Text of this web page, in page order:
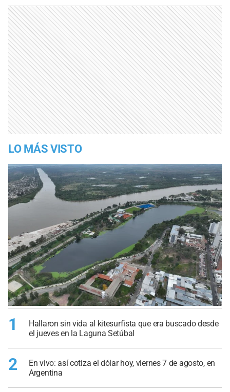
LO MÁS VISTO
1
Hallaron sin vida al kitesurfista que era buscado desde
el jueves en la Laguna Setúbal
2
En vivo: así cotiza el dólar hoy, viernes 7 de agosto, en
Argentina